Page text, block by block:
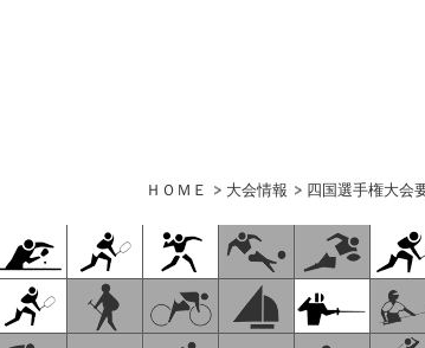
ＨＯＭＥ 大会情報 四国選手権大会